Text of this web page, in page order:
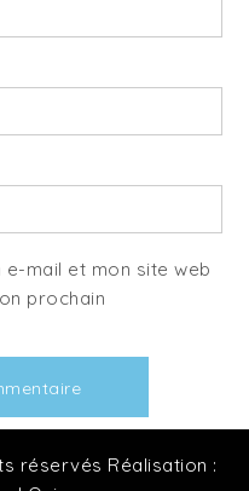
mail et mon site web
prochain
réservés Réalisation :